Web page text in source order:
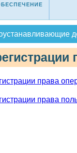
права
права